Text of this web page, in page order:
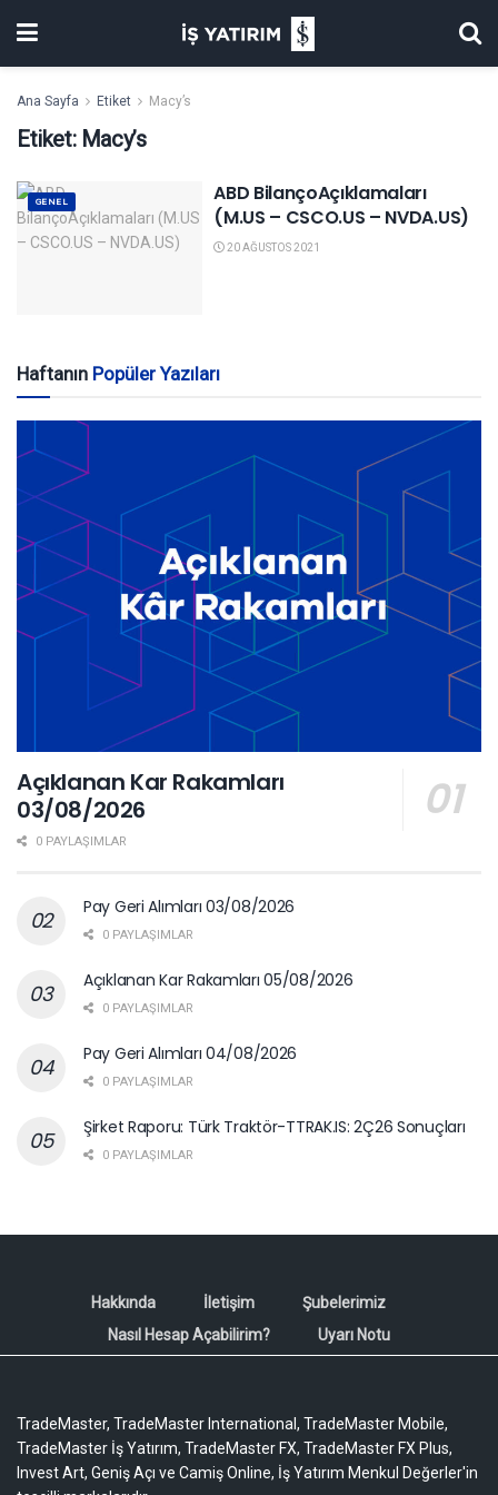
Ana Sayfa Etiket Macy’s
Etiket: Macy’s
GENEL
ABD BilançoAçıklamaları
(M.US – CSCO.US – NVDA.US)
20 AĞUSTOS 2021
Haftanın Popüler Yazıları
Açıklanan Kar Rakamları
03/08/2026
0 PAYLAŞIMLAR
Pay Geri Alımları 03/08/2026
0 PAYLAŞIMLAR
Açıklanan Kar Rakamları 05/08/2026
0 PAYLAŞIMLAR
Pay Geri Alımları 04/08/2026
0 PAYLAŞIMLAR
Şirket Raporu: Türk Traktör-TTRAK.IS: 2Ç26 Sonuçları
0 PAYLAŞIMLAR
Hakkında İletişim
Şubelerimiz
Nasıl Hesap Açabilirim?
Uyarı Notu
TradeMaster, TradeMaster International, TradeMaster Mobile,
TradeMaster İş Yatırım, TradeMaster FX, TradeMaster FX Plus,
Invest Art, Geniş Açı ve Camiş Online, İş Yatırım Menkul Değerler'in